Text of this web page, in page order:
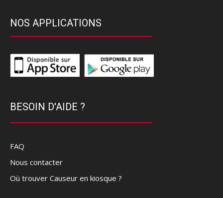
NOS APPLICATIONS
BESOIN D'AIDE ?
FAQ
Nous contacter
Où trouver Causeur en kiosque ?